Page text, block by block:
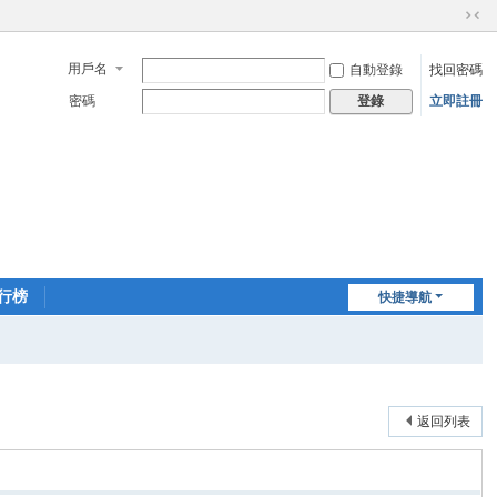
切
到
窄
用戶名 自動登錄
找回密碼
密碼
登錄 立即註冊
快捷導航
榜
返回列表